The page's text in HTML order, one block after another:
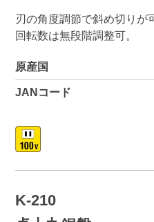
刃の角度調節で斜め切りが
回転数は無段階調整可。
原産国
JANコード
K-210